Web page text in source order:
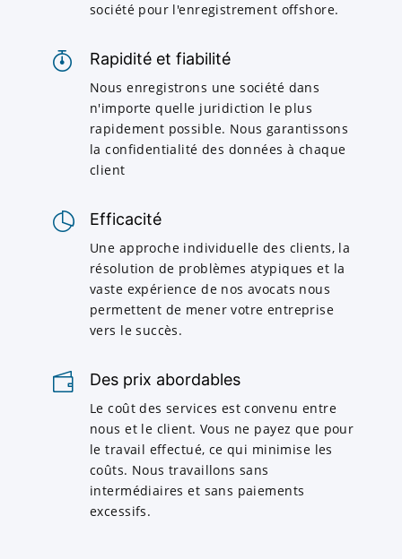
société pour l'enregistrement offshore.
Rapidité et fiabilité
Nous enregistrons une société dans
n'importe quelle juridiction le plus
rapidement possible. Nous garantissons
la confidentialité des données à chaque
client
Efficacité
Une approche individuelle des clients, la
résolution de problèmes atypiques et la
vaste expérience de nos avocats nous
permettent de mener votre entreprise
vers le succès.
Des prix abordables
Le coût des services est convenu entre
nous et le client. Vous ne payez que pour
le travail effectué, ce qui minimise les
coûts. Nous travaillons sans
intermédiaires et sans paiements
excessifs.